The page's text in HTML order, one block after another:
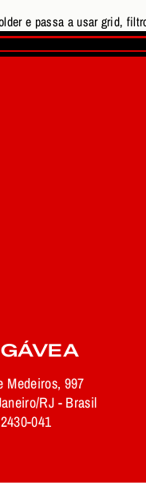
e passa a usar grid,
Medeiros, 997
RJ - Brasil
041